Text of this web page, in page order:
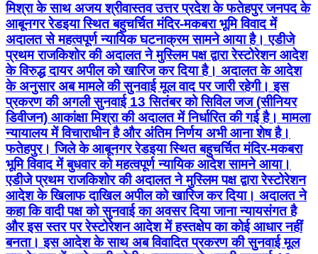
मिश्रा के साथ अजय श्रीवास्तव उत्तर प्रदेश के फतेहपुर जनपद के
आबूनगर रेडइया स्थित बहुचर्चित मंदिर-मकबरा भूमि विवाद में
अदालत से महत्वपूर्ण न्यायिक घटनाक्रम सामने आया है। एडीजे
प्रथम राजकिशोर की अदालत ने मुस्लिम पक्ष द्वारा रेस्टोरेशन आदेश
के विरुद्ध दायर अपील को खारिज कर दिया है। अदालत के आदेश
के अनुसार अब मामले की सुनवाई मूल वाद पर जारी रहेगी। इस
प्रकरण की अगली सुनवाई 13 सितंबर को सिविल जज (सीनियर
डिवीजन) आकांक्षा मिश्रा की अदालत में निर्धारित की गई है। मामला
न्यायालय में विचाराधीन है और अंतिम निर्णय अभी आना शेष है।
फतेहपुर। जिले के आबूनगर रेडइया स्थित बहुचर्चित मंदिर-मकबरा
भूमि विवाद में बुधवार को महत्वपूर्ण न्यायिक आदेश सामने आया।
एडीजे प्रथम राजकिशोर की अदालत ने मुस्लिम पक्ष द्वारा रेस्टोरेशन
आदेश के खिलाफ दाखिल अपील को खारिज कर दिया। अदालत ने
कहा कि वादी पक्ष को सुनवाई का अवसर दिया जाना न्यायसंगत है
और इस स्तर पर रेस्टोरेशन आदेश में हस्तक्षेप का कोई आधार नहीं
बनता। इस आदेश के साथ अब विवादित प्रकरण की सुनवाई मूल